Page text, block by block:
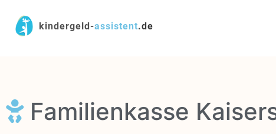
kindergeld-assistent.de
Familienkasse